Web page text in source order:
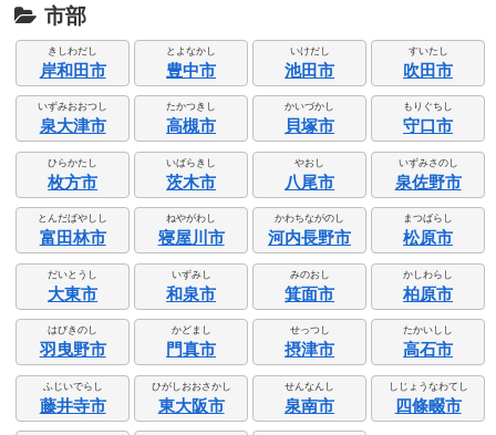
市部
きしわだし
岸和田市
とよなかし
豊中市
いけだし
池田市
すいたし
吹田市
いずみおおつし
泉大津市
たかつきし
高槻市
かいづかし
貝塚市
もりぐちし
守口市
ひらかたし
枚方市
いばらきし
茨木市
やおし
八尾市
いずみさのし
泉佐野市
とんだばやしし
富田林市
ねやがわし
寝屋川市
かわちながのし
河内長野市
まつばらし
松原市
だいとうし
大東市
いずみし
和泉市
みのおし
箕面市
かしわらし
柏原市
はびきのし
羽曳野市
かどまし
門真市
せっつし
摂津市
たかいしし
高石市
ふじいでらし
藤井寺市
ひがしおおさかし
東大阪市
せんなんし
泉南市
しじょうなわてし
四條畷市